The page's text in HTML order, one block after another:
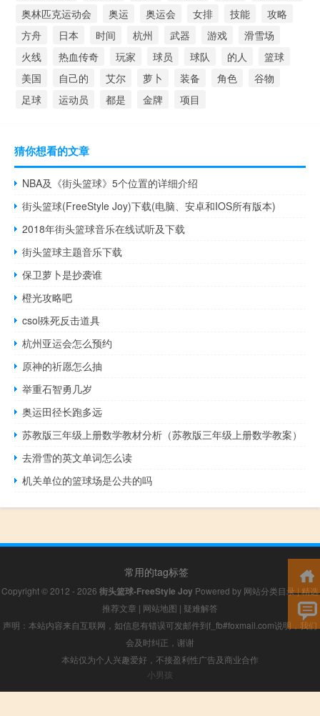
奥林匹克运动会
奥运 奥运会 女排 技能
攻略
方舟
日本 时间 杭州 武器 游戏
滑雪场
火线
热血传奇 玩家 球员 球队 的人
篮球
美国
自己的 艾尔 萝卜 装备 角色
谷物
足球
运动员 都是 金牌 项目
猜你想看的文章
NBA及《街头篮球》5个位置的详细介绍
街头篮球(FreeStyle Joy)下载(电脑、安卓和IOS所有版本)
2018年街头篮球音乐在线试听及下载
街头篮球主题音乐下载
保卫萝卜是抄袭谁
橙光攻略吧
csol殊死反击道具
杭州亚运会怎么预约
原神的祈愿怎么抽
举重石智勇几岁
奥运田径长跑多远
苏教版三年级上册数学教材分析（苏教版三年级上册数学教案）
去滑雪的英文单词怎么读
机关单位的篮球场是公共的吗
常用的tag标签
Copyright © 2012 - 2026 街头篮球-FreeStyle Joy Powered by 网站分类目录|精选
推荐文章 | 网站地图 | 疑难解答
声明：本站内容来自互联网，如信息有错误可发邮件到f_fb#foxmail.com说明，我们
会及时纠正，谢谢
本站仅为个人兴趣爱好，不接盈利性广告及商业合作
小男孩